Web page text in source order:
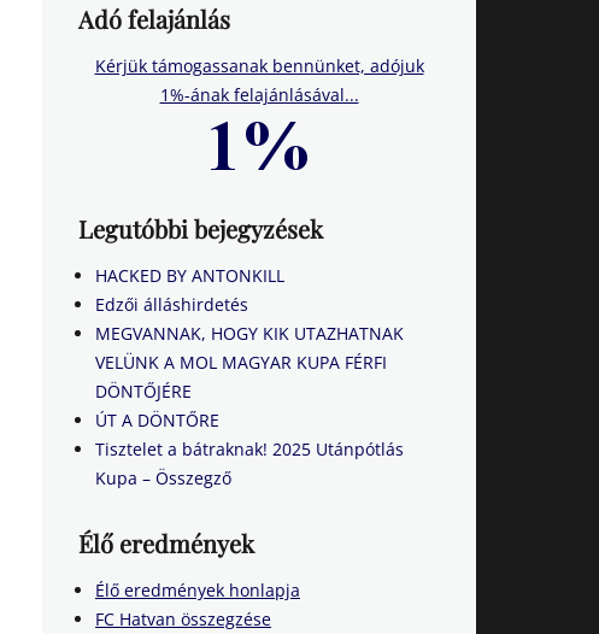
Adó felajánlás
Kérjük támogassanak bennünket, adójuk
1%-ának felajánlásával...
Legutóbbi bejegyzések
HACKED BY ANTONKILL
Edzői álláshirdetés
MEGVANNAK, HOGY KIK UTAZHATNAK
VELÜNK A MOL MAGYAR KUPA FÉRFI
DÖNTŐJÉRE
ÚT A DÖNTŐRE
Tisztelet a bátraknak! 2025 Utánpótlás
Kupa – Összegző
Élő eredmények
Élő eredmények honlapja
FC Hatvan összegzése